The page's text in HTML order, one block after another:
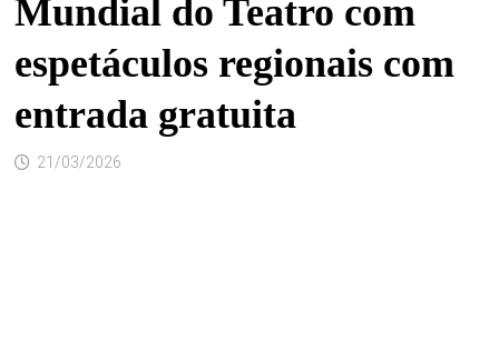
Mundial do Teatro com
espetáculos regionais com
entrada gratuita
21/03/2026